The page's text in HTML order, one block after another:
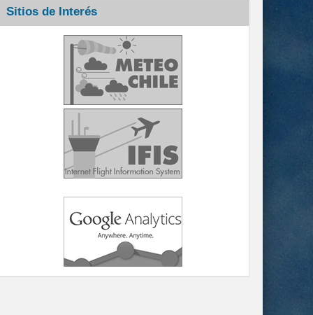
Sitios de Interés